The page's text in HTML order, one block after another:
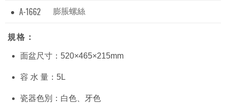
A-1662
膨脹螺絲
規格：
面盆尺寸：520×465×215mm
容 水 量：5L
瓷器色別：白色、牙色